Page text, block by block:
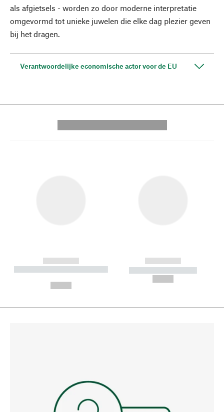
als afgietsels - worden zo door moderne interpretatie
omgevormd tot unieke juwelen die elke dag plezier geven
bij het dragen.
Verantwoordelijke economische actor voor de EU
------------
----------- ----------- --------
------------
----------- -----------